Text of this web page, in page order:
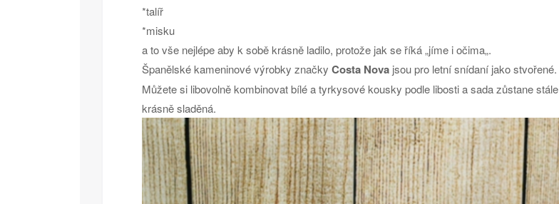
*talíř
*misku
a to vše nejlépe aby k sobě krásně ladilo, protože jak se říká „jíme i očima„.
Španělské kameninové výrobky značky Costa Novajsou pro letní snídaní jako stvořené.
Můžete si libovolně kombinovat bílé a tyrkysové kousky podle libosti a sada zůstane stále
krásně sladěná.